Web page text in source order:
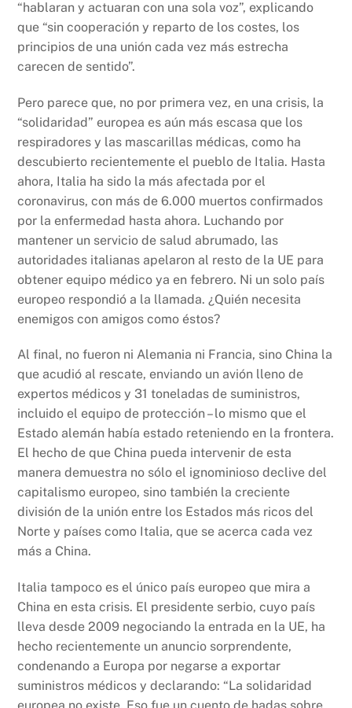
“hablaran y actuaran con una sola voz”, explicando
que “sin cooperación y reparto de los costes, los
principios de una unión cada vez más estrecha
carecen de sentido”.
Pero parece que, no por primera vez, en una crisis, la
“solidaridad” europea es aún más escasa que los
respiradores y las mascarillas médicas, como ha
descubierto recientemente el pueblo de Italia. Hasta
ahora, Italia ha sido la más afectada por el
coronavirus, con más de 6.000 muertos confirmados
por la enfermedad hasta ahora. Luchando por
mantener un servicio de salud abrumado, las
autoridades italianas apelaron al resto de la UE para
obtener equipo médico ya en febrero. Ni un solo país
europeo respondió a la llamada. ¿Quién necesita
enemigos con amigos como éstos?
Al final, no fueron ni Alemania ni Francia, sino China la
que acudió al rescate, enviando un avión lleno de
expertos médicos y 31 toneladas de suministros,
incluido el equipo de protección – lo mismo que el
Estado alemán había estado reteniendo en la frontera.
El hecho de que China pueda intervenir de esta
manera demuestra no sólo el ignominioso declive del
capitalismo europeo, sino también la creciente
división de la unión entre los Estados más ricos del
Norte y países como Italia, que se acerca cada vez
más a China.
Italia tampoco es el único país europeo que mira a
China en esta crisis. El presidente serbio, cuyo país
lleva desde 2009 negociando la entrada en la UE, ha
hecho recientemente un anuncio sorprendente,
condenando a Europa por negarse a exportar
suministros médicos y declarando: “La solidaridad